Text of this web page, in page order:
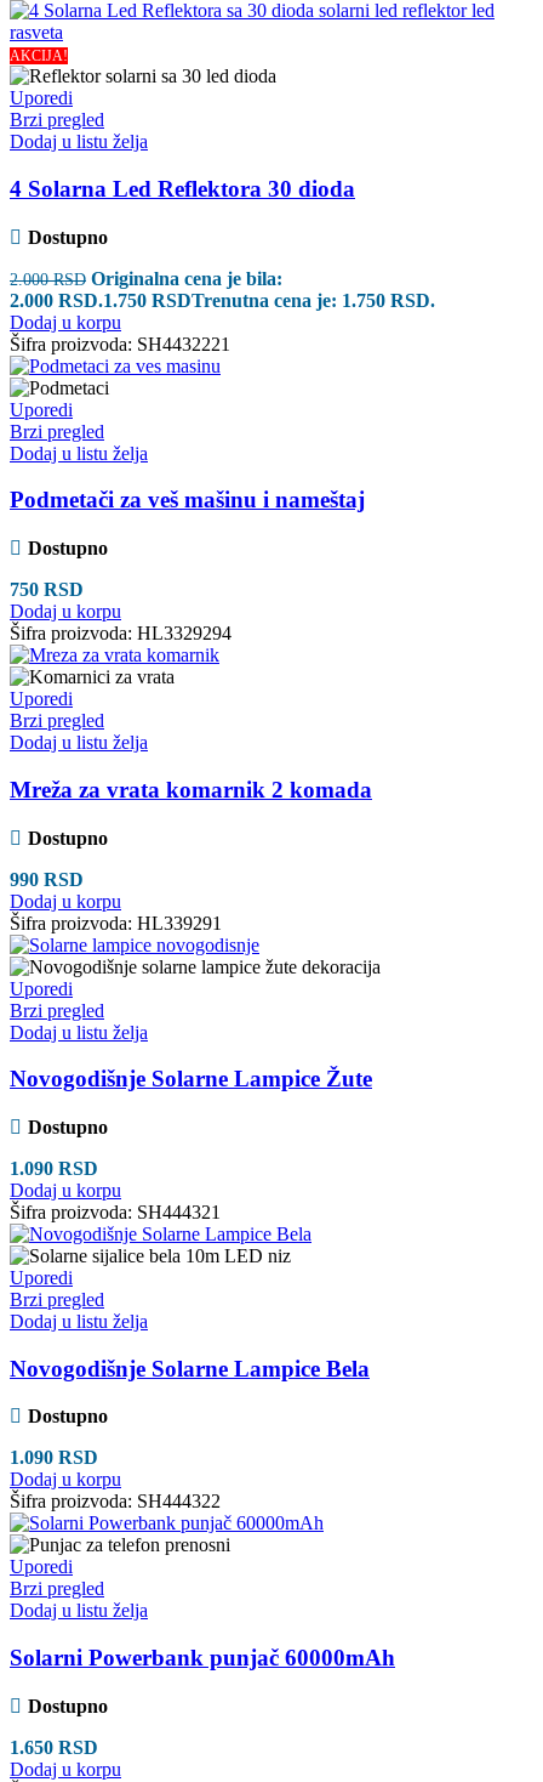
AKCIJA!
Uporedi
Brzi pregled
Dodaj u listu želja
4 Solarna Led Reflektora 30 dioda
Dostupno
2.000RSD Originalna cena je bila:
2.000 RSD.1.750 RSDTrenutna cena je: 1.750 RSD.
Dodaj u korpu
Šifra proizvoda: SH4432221
Uporedi
Brzi pregled
Dodaj u listu želja
Podmetači za veš mašinu i nameštaj
Dostupno
750 RSD
Dodaj u korpu
Šifra proizvoda: HL3329294
Uporedi
Brzi pregled
Dodaj u listu želja
Mreža za vrata komarnik 2 komada
Dostupno
990 RSD
Dodaj u korpu
Šifra proizvoda: HL339291
Uporedi
Brzi pregled
Dodaj u listu želja
Novogodišnje Solarne Lampice Žute
Dostupno
1.090 RSD
Dodaj u korpu
Šifra proizvoda: SH444321
Uporedi
Brzi pregled
Dodaj u listu želja
Novogodišnje Solarne Lampice Bela
Dostupno
1.090 RSD
Dodaj u korpu
Šifra proizvoda: SH444322
Uporedi
Brzi pregled
Dodaj u listu želja
Solarni Powerbank punjač 60000mAh
Dostupno
1.650 RSD
Dodaj u korpu